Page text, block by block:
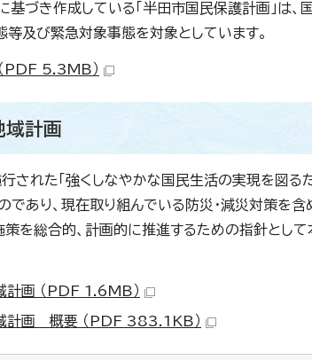
づき作成している「半田市国民保護計画」は
及び緊急対象事態を対象としています。
PDF 5.3MB）
域計画
された「強くしなやかな国民生活の実現を図る
であり、現在取り組んでいる防災・減災対策を
策を総合的、計画的に推進するための指針とし
計画 （PDF 1.6MB）
計画 概要 （PDF 383.1KB）